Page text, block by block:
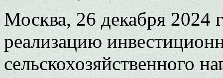
Москва, 26 декабря 2024
реализацию
сельскохозяйственного